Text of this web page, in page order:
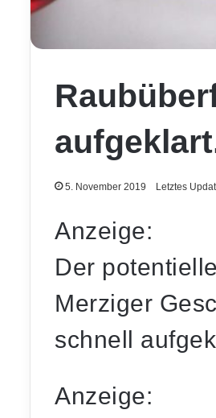
5. November 2019 Letztes
Anzeige:
Der
Merziger
schnell
Anzeige: